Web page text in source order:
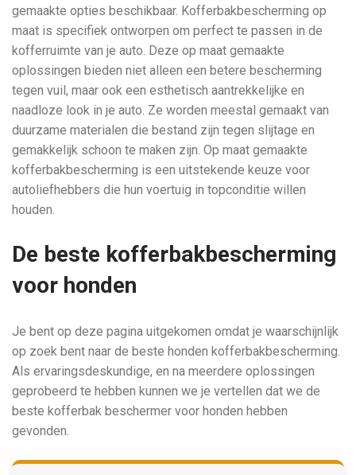
gemaakte opties beschikbaar. Kofferbakbescherming op
maat is specifiek ontworpen om perfect te passen in de
kofferruimte van je auto. Deze op maat gemaakte
oplossingen bieden niet alleen een betere bescherming
tegen vuil, maar ook een esthetisch aantrekkelijke en
naadloze look in je auto. Ze worden meestal gemaakt van
duurzame materialen die bestand zijn tegen slijtage en
gemakkelijk schoon te maken zijn. Op maat gemaakte
kofferbakbescherming is een uitstekende keuze voor
autoliefhebbers die hun voertuig in topconditie willen
houden.
De beste kofferbakbescherming
voor honden
Je bent op deze pagina uitgekomen omdat je waarschijnlijk
op zoek bent naar de beste honden kofferbakbescherming.
Als ervaringsdeskundige, en na meerdere oplossingen
geprobeerd te hebben kunnen we je vertellen dat we de
beste kofferbak beschermer voor honden hebben
gevonden.